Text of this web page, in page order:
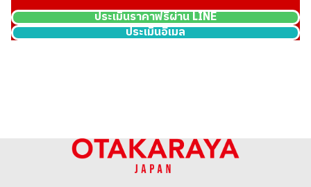
ประเมินราคาฟรีผ่าน LINE
ประเมินอีเมล